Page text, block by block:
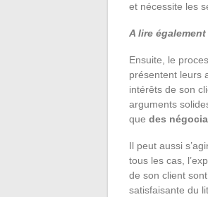
et nécessite les
A lire également
Ensuite, le
présentent leurs
intérêts de son
arguments
que des
Il peut aussi
tous les cas,
de son client
satisfaisante du